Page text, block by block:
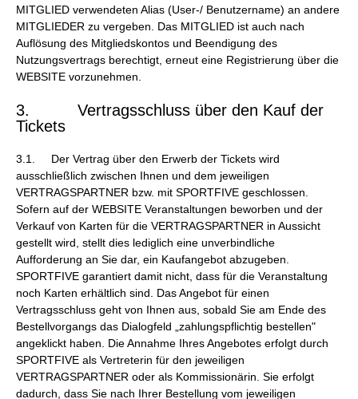
MITGLIED verwendeten Alias (User-/ Benutzername) an andere
MITGLIEDER zu vergeben. Das MITGLIED ist auch nach
Auflösung des Mitgliedskontos und Beendigung des
Nutzungsvertrags berechtigt, erneut eine Registrierung über die
WEBSITE vorzunehmen.
3. Vertragsschluss über den Kauf der
Tickets
3.1. Der Vertrag über den Erwerb der Tickets wird
ausschließlich zwischen Ihnen und dem jeweiligen
VERTRAGSPARTNER bzw. mit SPORTFIVE geschlossen.
Sofern auf der WEBSITE Veranstaltungen beworben und der
Verkauf von Karten für die VERTRAGSPARTNER in Aussicht
gestellt wird, stellt dies lediglich eine unverbindliche
Aufforderung an Sie dar, ein Kaufangebot abzugeben.
SPORTFIVE garantiert damit nicht, dass für die Veranstaltung
noch Karten erhältlich sind. Das Angebot für einen
Vertragsschluss geht von Ihnen aus, sobald Sie am Ende des
Bestellvorgangs das Dialogfeld „zahlungspflichtig bestellen"
angeklickt haben. Die Annahme Ihres Angebotes erfolgt durch
SPORTFIVE als Vertreterin für den jeweiligen
VERTRAGSPARTNER oder als Kommissionärin. Sie erfolgt
dadurch, dass Sie nach Ihrer Bestellung vom jeweiligen